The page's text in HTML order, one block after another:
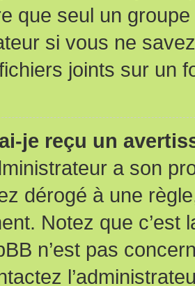
que seul un
si vous ne
joints sur un
je reçu un
a son
dérogé à une
Notez que c’est
n’est pas